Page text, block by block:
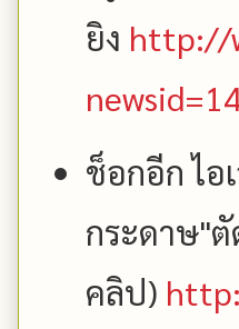
ยิง http://
ช็อกอีก ไอ
กระดาษ"
คลิป)